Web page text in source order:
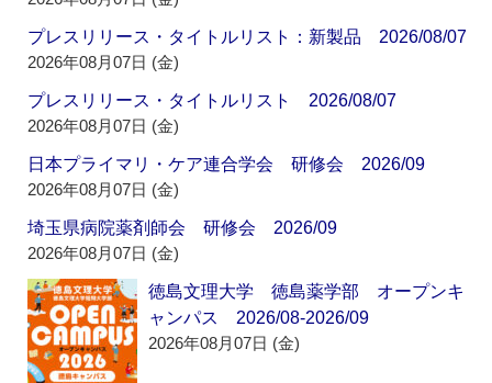
プレスリリース・タイトルリスト：新製品 2026/08/07
2026年08月07日 (金)
プレスリリース・タイトルリスト 2026/08/07
2026年08月07日 (金)
日本プライマリ・ケア連合学会 研修会 2026/09
2026年08月07日 (金)
埼玉県病院薬剤師会 研修会 2026/09
2026年08月07日 (金)
徳島文理大学 徳島薬学部 オープンキ
ャンパス 2026/08-2026/09
2026年08月07日 (金)